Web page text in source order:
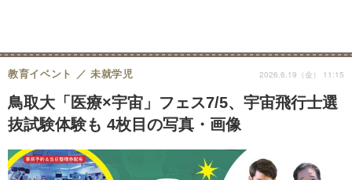
鳥取大「医療×宇宙」フェス7/5、宇宙飛行士選
抜試験体験も 4枚目の写真・画像
教育イベント 未就学児 2026.6.19（金） 11:15